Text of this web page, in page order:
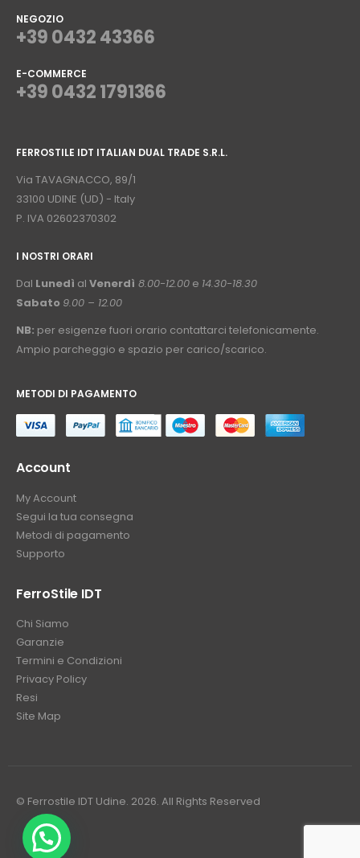
NEGOZIO
+39 0432 43366
E-COMMERCE
+39 0432 1791366
FERROSTILE IDT ITALIAN DUAL TRADE S.R.L.
Via TAVAGNACCO, 89/1
33100 UDINE (UD) - Italy
P. IVA 02602370302
I NOSTRI ORARI
Dal Lunedì al Venerdì 8.00-12.00 e 14.30-18.30
Sabato 9.00 – 12.00
NB: per esigenze fuori orario contattarci telefonicamente.
Ampio parcheggio e spazio per carico/scarico.
METODI DI PAGAMENTO
Account
My Account
Segui la tua consegna
Metodi di pagamento
Supporto
FerroStile IDT
Chi Siamo
Garanzie
Termini e Condizioni
Privacy Policy
Resi
Site Map
© Ferrostile IDT Udine. 2026. All Rights Reserved